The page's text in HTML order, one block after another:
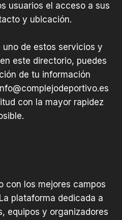
usuarios el acceso a sus
y ubicación.
uno de estos servicios y
este directorio, puedes
de tu información
con la mayor rapidez
con los mejores campos
plataforma dedicada a
equipos y organizadores